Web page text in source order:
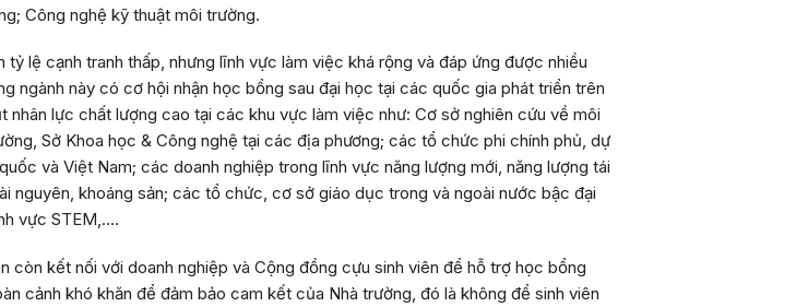
Công nghệ kỹ thuật môi trường.
lệ cạnh tranh thấp, nhưng lĩnh vực làm việc khá rộng và đáp ứng được nhiều
ngành này có cơ hội nhận học bổng sau đại học tại các quốc gia phát triển trên
lực chất lượng cao tại các khu vực làm việc như: Cơ sở nghiên cứu về môi
Sở Khoa học & Công nghệ tại các địa phương; các tổ chức phi chính phủ, dự
và Việt Nam; các doanh nghiệp trong lĩnh vực năng lượng mới, năng lượng tái
nguyên, khoáng sản; các tổ chức, cơ sở giáo dục trong và ngoài nước bậc đại
vực STEM,….
còn kết nối với doanh nghiệp và Cộng đồng cựu sinh viên để hỗ trợ học bổng
cảnh khó khăn để đảm bảo cam kết của Nhà trường, đó là không để sinh viên